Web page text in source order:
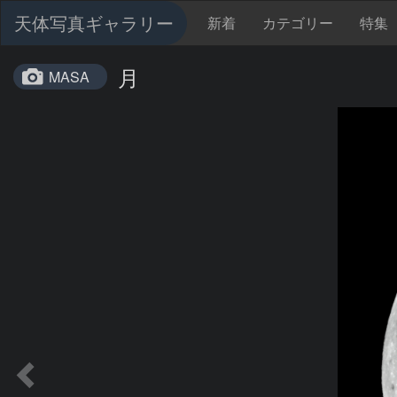
天体写真ギャラリー 新着 カテゴリー 特集
MASA 月